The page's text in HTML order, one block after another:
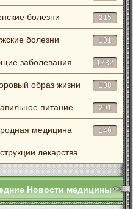
болезни 215
болезни 101
заболевания 1782
образ жизни 108
питание 201
медицина 140
лекарства
Новости медицины